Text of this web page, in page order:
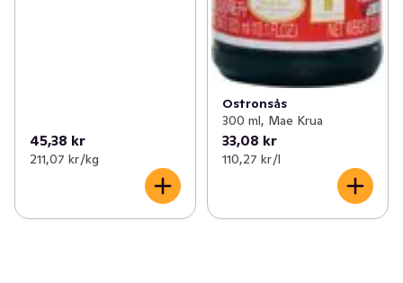
45,38 kr
211,07 kr /kg
Ostronsås
300 ml, Mae Krua
33,08 kr
110,27 kr /l